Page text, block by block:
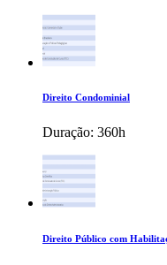
Direito Condominial
Duração: 360h
Direito Público com